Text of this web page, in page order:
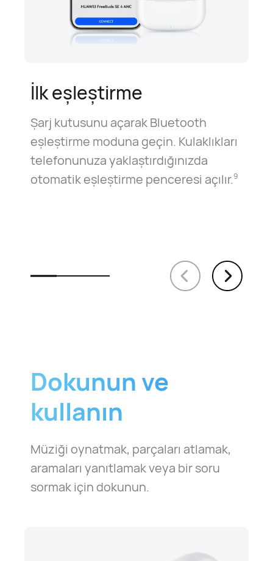
İlk eşleştirme
Şarj kutusunu açarak Bluetooth
eşleştirme moduna geçin. Kulaklıkları
telefonunuza yaklaştırdığınızda
otomatik eşleştirme penceresi açılır.9
Dokunun ve
kullanın
Müziği oynatmak, parçaları atlamak,
aramaları yanıtlamak veya bir soru
sormak için dokunun.